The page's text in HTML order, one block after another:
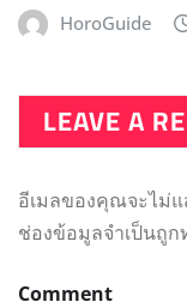
HoroGuide
LEAVE A
อีเมลของคุณจะไม่
ช่องข้อมูลจำเป็นถูก
Comment